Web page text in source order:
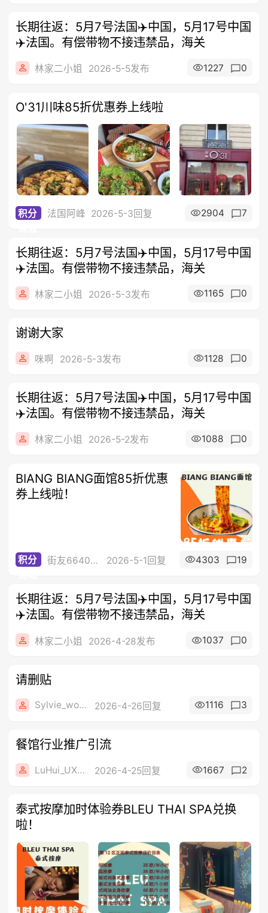
长期往返：5月7号法国✈️中国，5月17号中国
✈️法国。有偿带物不接违禁品，海关
林家二小姐 2026-5-5发布 1227 0
O'31川味85折优惠券上线啦
积分
法国阿峰 2026-5-3回复 2904 7
长期往返：5月7号法国✈️中国，5月17号中国
✈️法国。有偿带物不接违禁品，海关
林家二小姐 2026-5-3发布 1165 0
谢谢大家
咪啊 2026-5-3发布 1128 0
长期往返：5月7号法国✈️中国，5月17号中国
✈️法国。有偿带物不接违禁品，海关
林家二小姐 2026-5-2发布 1088 0
BIANG BIANG面馆85折优惠
券上线啦！
积分
街友66404840 2026-5-1回复 4303 19
长期往返：5月7号法国✈️中国，5月17号中国
✈️法国。有偿带物不接违禁品，海关
林家二小姐 2026-4-28发布 1037 0
请删贴
Sylvie_wong 2026-4-26回复 1116 3
餐馆行业推广引流
LuHui_UXZUI 2026-4-25回复 1667 2
泰式按摩加时体验券BLEU THAI SPA兑换
啦！